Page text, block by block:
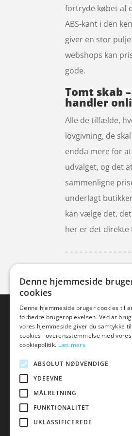
fortryde købet af
ABS-kant i den
giver en stor
webshops kan
gode.
Tomt skab
handler
Alle de tilfælde,
lovgivning, de
endda mere for
udvalget, og det
sammenligne
underlagt
kan vælge det,
her er det direkte
Denne hjemmeside
cookies
Denne hjemmeside bruger cookies til at
forbedre brugeroplevelsen. Ved at
vores hjemmeside giver du samtykke
cookies i overensstemmelse med vores
cookiepolitik. Læs mere
ABSOLUT NØDVENDIGE
YDEEVNE
MÅLRETNING
FUNKTIONALITET
UKLASSIFICEREDE